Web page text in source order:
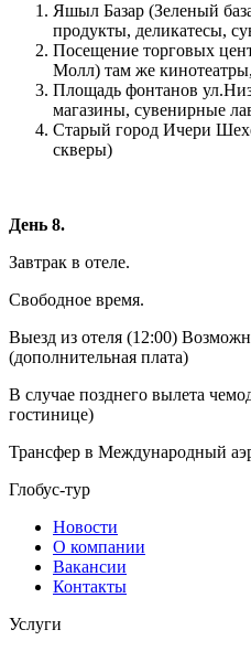
Яшыл Базар (Зеленый
продукты, деликатесы,
Посещение торговых
Молл) там же
Площадь фонтанов
магазины, сувенирные
Старый город Ичери
скверы)
День 8.
Завтрак в отеле.
Свободное время.
Выезд из отеля (12:00)
(дополнительная плата)
В случае позднего вылета
гостинице)
Трансфер в Международный
Глобус-тур
Новости
О компании
Вакансии
Контакты
Услуги